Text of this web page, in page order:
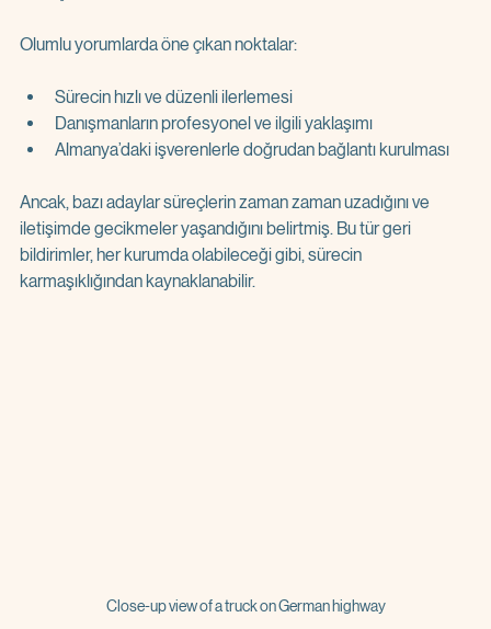
Olumlu yorumlarda öne çıkan noktalar:
Sürecin hızlı ve düzenli ilerlemesi
Danışmanların profesyonel ve ilgili yaklaşımı
Almanya’daki işverenlerle doğrudan bağlantı kurulması
Ancak, bazı adaylar süreçlerin zaman zaman uzadığını ve
iletişimde gecikmeler yaşandığını belirtmiş. Bu tür geri
bildirimler, her kurumda olabileceği gibi, sürecin
karmaşıklığından kaynaklanabilir.
Close-up view of a truck on German highway